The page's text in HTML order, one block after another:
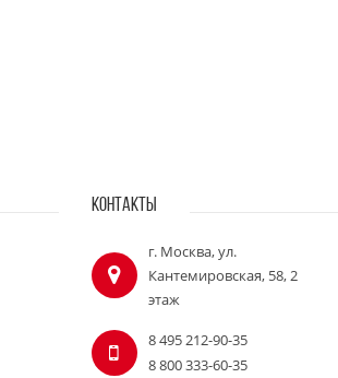
КОНТАКТЫ
г. Москва, ул.
Кантемировская, 58, 2
этаж
8 495 212-90-35
8 800 333-60-35